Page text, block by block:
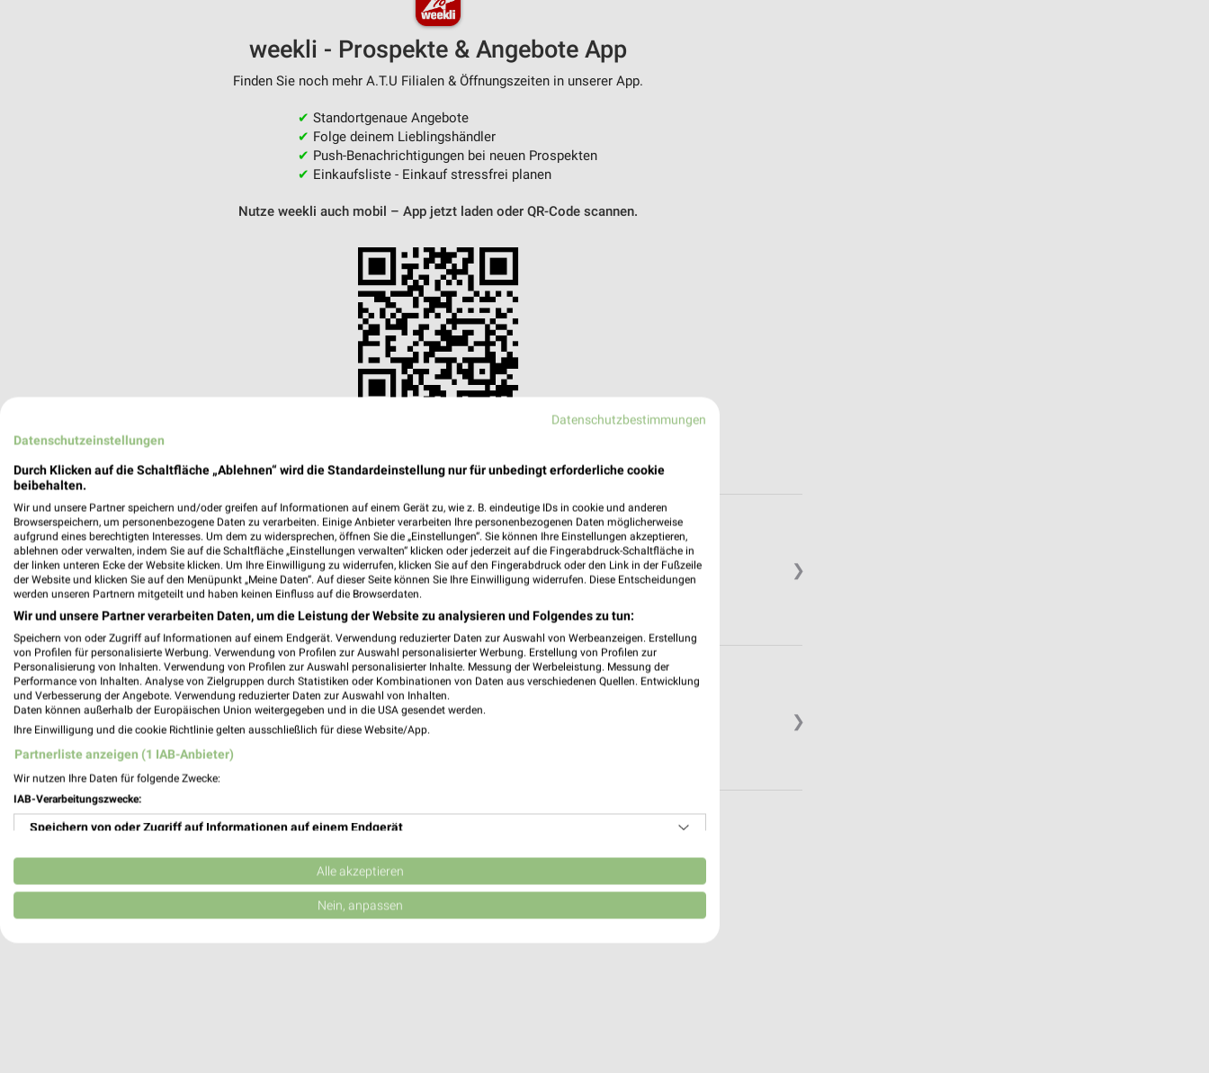
weekli - Prospekte & Angebote App
Finden Sie noch mehr A.T.U Filialen & Öffnungszeiten in unserer App.
✔ Standortgenaue Angebote
✔ Folge deinem Lieblingshändler
✔ Push-Benachrichtigungen bei neuen Prospekten
✔ Einkaufsliste - Einkauf stressfrei planen
Nutze weekli auch mobil – App jetzt laden oder QR-Code scannen.
❯
A.T.U Bonn - Friesdorf
Godesberger Allee 57
53175 Bonn
Heute geschlossen
477,50 km
❯
A.T.U St. Augustin - Menden Sankt Augustin
Max-Planck-Straße 2
53757 Sankt Augustin
geschlossen
470,24 km
Datenschutzbestimmungen
Datenschutzeinstellungen
Durch Klicken auf die Schaltfläche „Ablehnen“ wird die Standardeinstellung nur für unbedingt erforderliche cookie
beibehalten.
Wir und unsere Partner speichern und/oder greifen auf Informationen auf einem Gerät zu, wie z. B. eindeutige IDs in cookie und anderen
Browserspeichern, um personenbezogene Daten zu verarbeiten. Einige Anbieter verarbeiten Ihre personenbezogenen Daten möglicherweise
aufgrund eines berechtigten Interesses. Um dem zu widersprechen, öffnen Sie die „Einstellungen“. Sie können Ihre Einstellungen akzeptieren,
ablehnen oder verwalten, indem Sie auf die Schaltfläche „Einstellungen verwalten“ klicken oder jederzeit auf die Fingerabdruck-Schaltfläche in
der linken unteren Ecke der Website klicken. Um Ihre Einwilligung zu widerrufen, klicken Sie auf den Fingerabdruck oder den Link in der Fußzeile
der Website und klicken Sie auf den Menüpunkt „Meine Daten“. Auf dieser Seite können Sie Ihre Einwilligung widerrufen. Diese Entscheidungen
werden unseren Partnern mitgeteilt und haben keinen Einfluss auf die Browserdaten.
Wir und unsere Partner verarbeiten Daten, um die Leistung der Website zu analysieren und Folgendes zu tun:
Speichern von oder Zugriff auf Informationen auf einem Endgerät. Verwendung reduzierter Daten zur Auswahl von Werbeanzeigen. Erstellung
von Profilen für personalisierte Werbung. Verwendung von Profilen zur Auswahl personalisierter Werbung. Erstellung von Profilen zur
Personalisierung von Inhalten. Verwendung von Profilen zur Auswahl personalisierter Inhalte. Messung der Werbeleistung. Messung der
Performance von Inhalten. Analyse von Zielgruppen durch Statistiken oder Kombinationen von Daten aus verschiedenen Quellen. Entwicklung
und Verbesserung der Angebote. Verwendung reduzierter Daten zur Auswahl von Inhalten.
Daten können außerhalb der Europäischen Union weitergegeben und in die USA gesendet werden.
Ihre Einwilligung und die cookie Richtlinie gelten ausschließlich für diese Website/App.
Partnerliste anzeigen (1 IAB-Anbieter)
Wir nutzen Ihre Daten für folgende Zwecke:
IAB-Verarbeitungszwecke:
Speichern von oder Zugriff auf Informationen auf einem Endgerät
Verwendung reduzierter Daten zur Auswahl von Werbeanzeigen
Erstellung von Profilen für personalisierte Werbung
Alle akzeptieren
Nein, anpassen